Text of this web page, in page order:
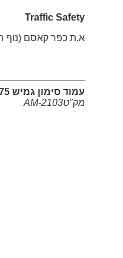
Traffic Safety
א.ת כפר קאסם (נוף
עמוד סימון גמיש 75 ס''מ פרימיום צבע כחול תוצרת אירופה
מק"טAM-2103